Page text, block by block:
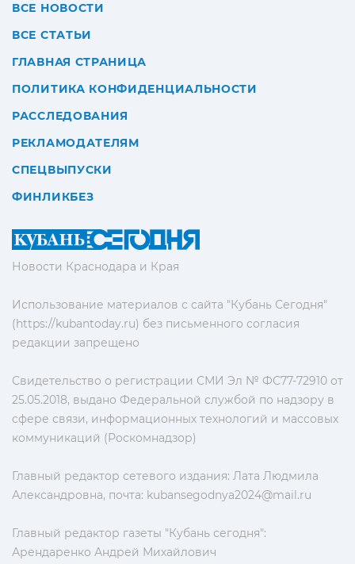
Новости Краснодара и Края
Использование материалов с сайта "Кубань Сегодня"
(https://kubantoday.ru) без письменного согласия
редакции запрещено
Свидетельство о регистрации СМИ Эл № ФС77-72910 от
25.05.2018, выдано Федеральной службой по надзору в
сфере связи, информационных технологий и массовых
коммуникаций (Роскомнадзор)
Главный редактор сетевого издания: Лата Людмила
Александровна, почта: kubansegodnya2024@mail.ru
Главный редактор газеты "Кубань сегодня":
Арендаренко Андрей Михайлович
ВСЕ НОВОСТИ
ВСЕ СТАТЬИ
ГЛАВНАЯ СТРАНИЦА
ПОЛИТИКА КОНФИДЕНЦИАЛЬНОСТИ
РАССЛЕДОВАНИЯ
РЕКЛАМОДАТЕЛЯМ
СПЕЦВЫПУСКИ
ФИНЛИКБЕЗ